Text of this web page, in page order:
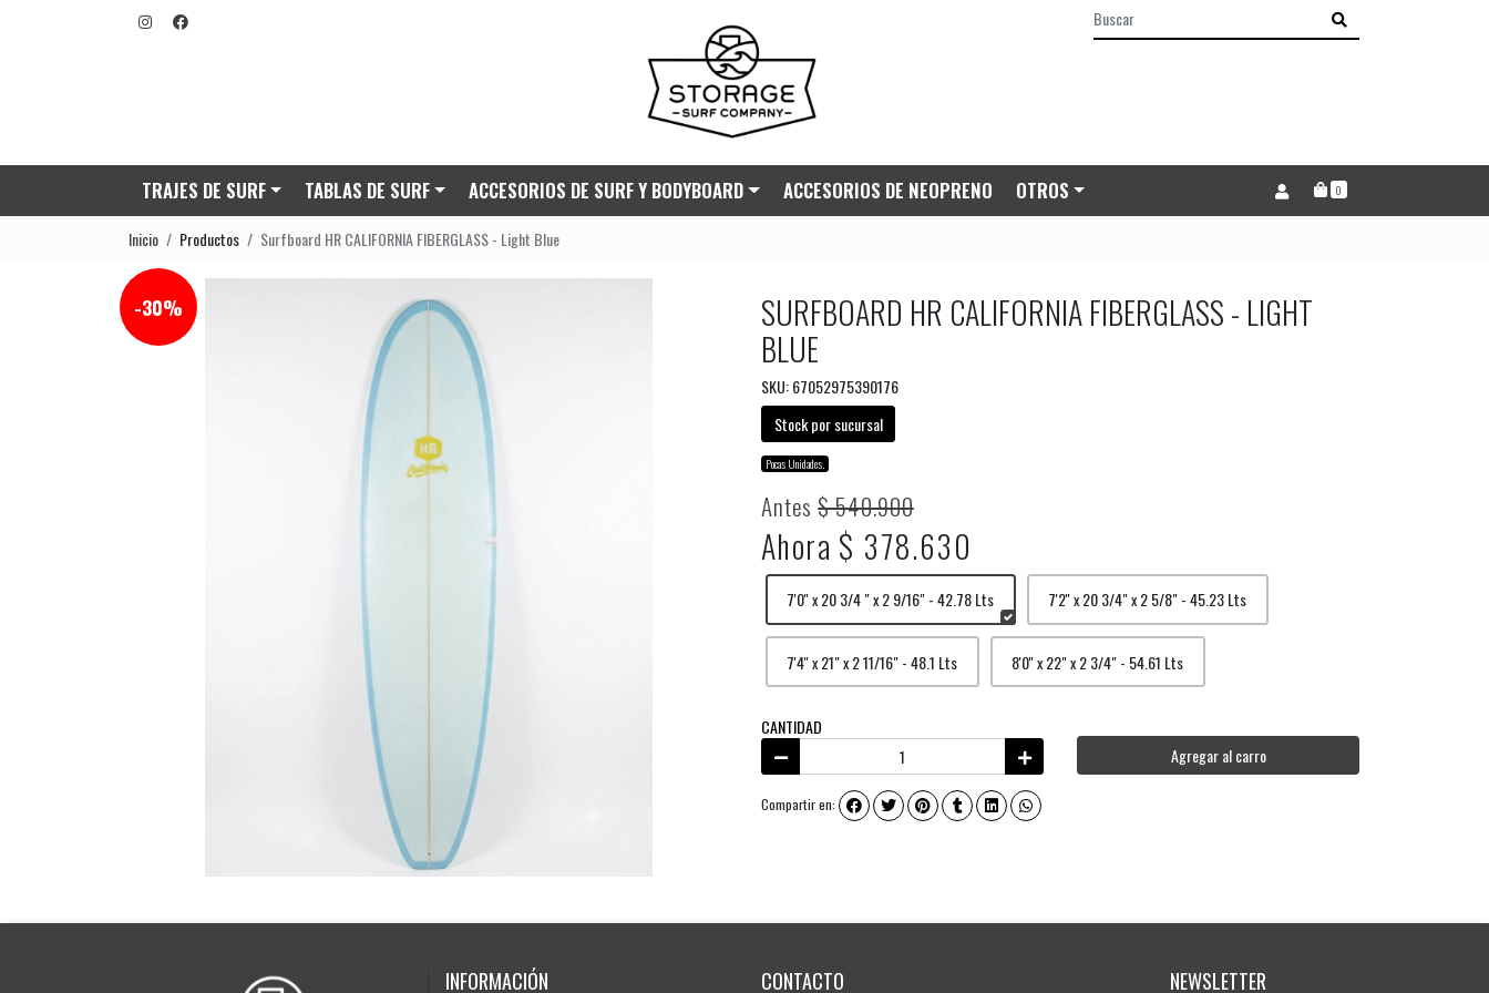
TRAJES DE SURF TABLAS DE SURF ACCESORIOS DE SURF Y BODYBOARD ACCESORIOS DE NEOPRENO OTROS 0
Inicio Productos Surfboard HR CALIFORNIA FIBERGLASS - Light Blue
-30%
SURFBOARD HR CALIFORNIA FIBERGLASS - LIGHT
BLUE
SKU: 67052975390176
Stock por sucursal
Pocas Unidades.
Antes$ 540.900
Ahora $ 378.630
7'0'' x 20 3/4 " x 2 9/16" - 42.78 Lts 7'2'' x 20 3/4" x 2 5/8" - 45.23 Lts
7'4'' x 21" x 2 11/16" - 48.1 Lts 8'0'' x 22" x 2 3/4" - 54.61 Lts
CANTIDAD
Agregar al carro
Compartir en:
INFORMACIÓN CONTACTO NEWSLETTER